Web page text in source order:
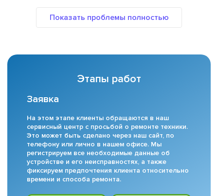
Этапы работ
Заявка
На этом этапе клиенты обращаются в наш
сервисный центр с просьбой о ремонте техники.
Это может быть сделано через наш сайт, по
телефону или лично в нашем офисе. Мы
регистрируем все необходимые данные об
устройстве и его неисправностях, а также
фиксируем предпочтения клиента относительно
времени и способа ремонта.